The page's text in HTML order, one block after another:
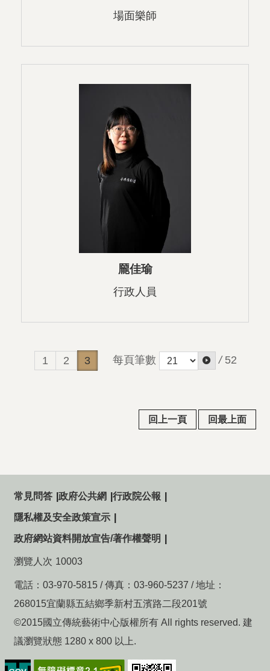
場面樂師
龎佳瑜
行政人員
1 2 3 每頁筆數 / 52
回上一頁 回最上面
常見問答 政府公共網 行政院公報
隱私權及安全政策宣示
政府網站資料開放宣告/著作權聲明
瀏覽人次 10003
電話：03-970-5815 / 傳真：03-960-5237 / 地址：
268015宜蘭縣五結鄉季新村五濱路二段201號
©2015國立傳統藝術中心版權所有 All rights reserved. 建
議瀏覽狀態 1280 x 800 以上.